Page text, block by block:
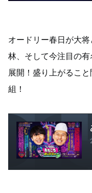
オードリー春日が大
林、そして今注目の
展開！盛り上がるこ
組！